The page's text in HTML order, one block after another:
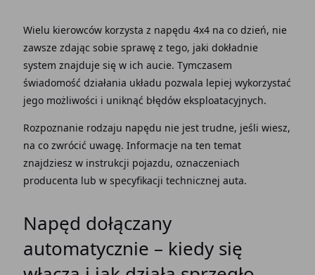
Wielu kierowców korzysta z napędu 4x4 na co dzień, nie
zawsze zdając sobie sprawę z tego, jaki dokładnie
system znajduje się w ich aucie. Tymczasem
świadomość działania układu pozwala lepiej wykorzystać
jego możliwości i uniknąć błędów eksploatacyjnych.
Rozpoznanie rodzaju napędu nie jest trudne, jeśli wiesz,
na co zwrócić uwagę. Informacje na ten temat
znajdziesz w instrukcji pojazdu, oznaczeniach
producenta lub w specyfikacji technicznej auta.
Napęd dołączany
automatycznie – kiedy się